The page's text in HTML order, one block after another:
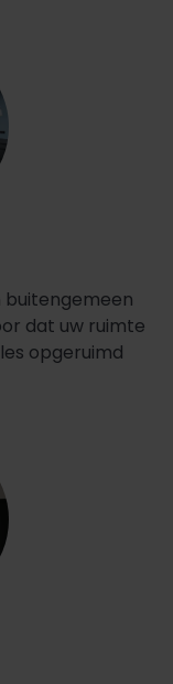
buitengemeen
dat uw ruimte
opgeruimd